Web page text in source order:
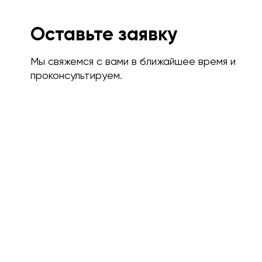
Оставьте заявку
Мы свяжемся с вами в ближайшее время и
проконсультируем.